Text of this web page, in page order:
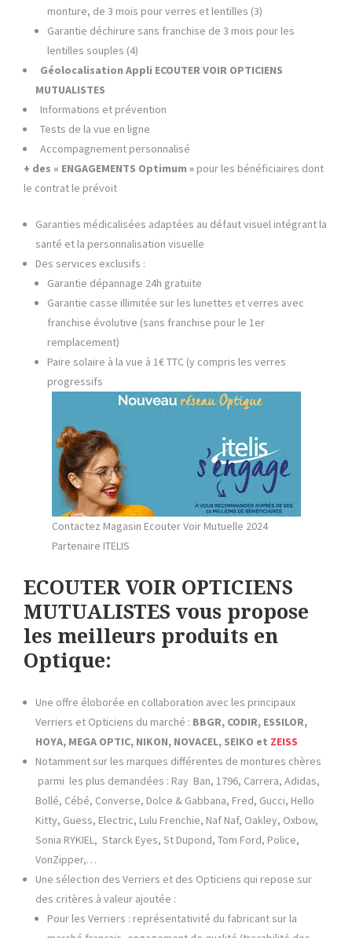
monture, de 3 mois pour verres et lentilles (3)
Garantie déchirure sans franchise de 3 mois pour les
lentilles souples (4)
Géolocalisation Appli ECOUTER VOIR OPTICIENS
MUTUALISTES
Informations et prévention
Tests de la vue en ligne
Accompagnement personnalisé
+ des « ENGAGEMENTS Optimum » pour les bénéficiaires dont
le contrat le prévoit
Garanties médicalisées adaptées au défaut visuel intégrant la
santé et la personnalisation visuelle
Des services exclusifs :
Garantie dépannage 24h gratuite
Garantie casse illimitée sur les lunettes et verres avec
franchise évolutive (sans franchise pour le 1er
remplacement)
Paire solaire à la vue à 1€ TTC (y compris les verres
progressifs
Contactez Magasin Ecouter Voir Mutuelle 2024
Partenaire ITELIS
ECOUTER VOIR OPTICIENS
MUTUALISTES vous propose
les meilleurs produits en
Optique:
Une offre éloborée en collaboration avec les principaux
Verriers et Opticiens du marché : BBGR, CODIR, ESSILOR,
HOYA, MEGA OPTIC, NIKON, NOVACEL, SEIKO et ZEISS
Notamment sur les marques différentes de montures chères
parmi les plus demandées : Ray Ban, 1796, Carrera, Adidas,
Bollé, Cébé, Converse, Dolce & Gabbana, Fred, Gucci, Hello
Kitty, Guess, Electric, Lulu Frenchie, Naf Naf, Oakley, Oxbow,
Sonia RYKIEL, Starck Eyes, St Dupond, Tom Ford, Police,
VonZipper,…
Une sélection des Verriers et des Opticiens qui repose sur
des critères à valeur ajoutée :
Pour les Verriers : représentativité du fabricant sur la